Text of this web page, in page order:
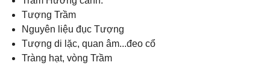
Tượng Trầm
Nguyên liệu đục Tượng
Tượng di lặc, quan âm...đeo cổ
Tràng hạt, vòng Trầm